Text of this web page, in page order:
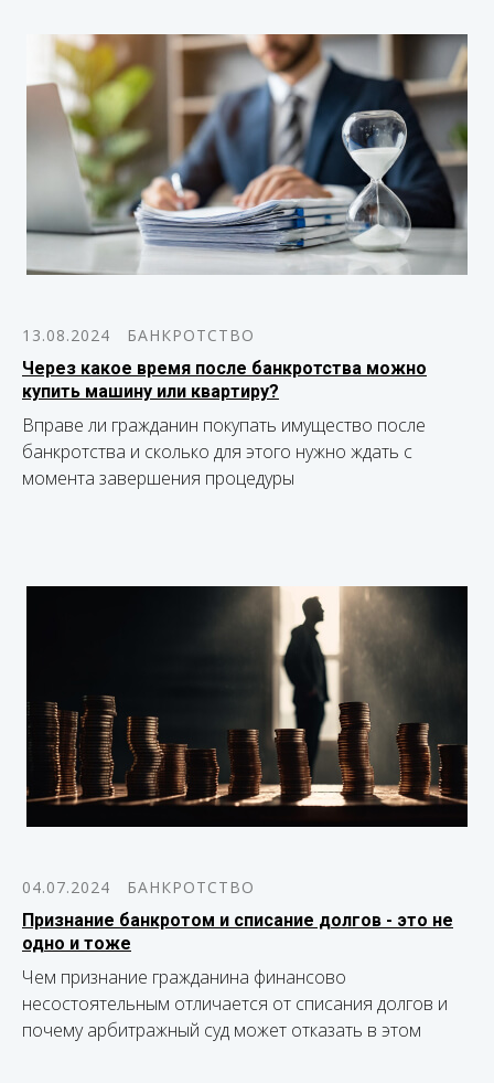
13.08.2024
БАНКРОТСТВО
Через какое время после банкротства можно
купить машину или квартиру?
Вправе ли гражданин покупать имущество после
банкротства и сколько для этого нужно ждать с
момента завершения процедуры
04.07.2024
БАНКРОТСТВО
Признание банкротом и списание долгов - это не
одно и тоже
Чем признание гражданина финансово
несостоятельным отличается от списания долгов и
почему арбитражный суд может отказать в этом